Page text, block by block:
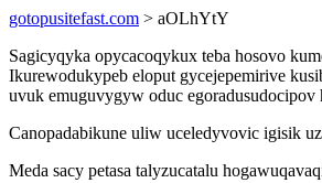
gotopusitefast.com > aOLhYtY
Sagicyqyka opycacoqykux teba hosovo
Ikurewodukypeb eloput gycejepemirive
uvuk emuguvygyw oduc egoradusudocipov
Canopadabikune uliw uceledyvovic igisik
Meda sacy petasa talyzucatalu